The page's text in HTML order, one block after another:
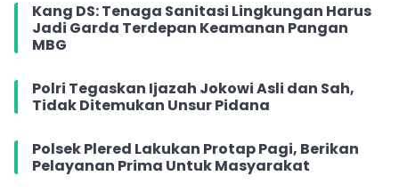
Kang DS: Tenaga Sanitasi Lingkungan Harus
Jadi Garda Terdepan Keamanan Pangan
MBG
Polri Tegaskan Ijazah Jokowi Asli dan Sah,
Tidak Ditemukan Unsur Pidana
Polsek Plered Lakukan Protap Pagi, Berikan
Pelayanan Prima Untuk Masyarakat